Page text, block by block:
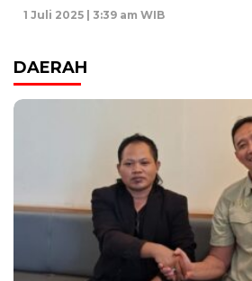
1 Juli 2025 | 3:39 am WIB
DAERAH